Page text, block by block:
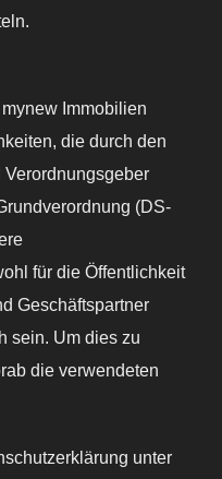
Immobilien
die durch den
(DS-
für die Öffentlichkeit
Geschäftspartner
sein. Um dies zu
die verwendeten
unter